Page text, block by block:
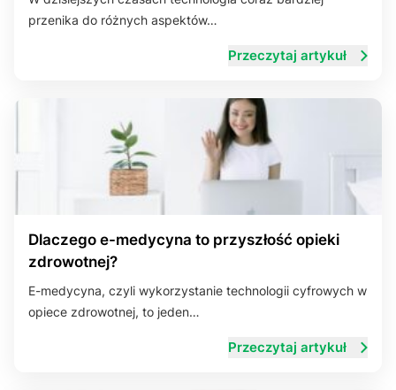
przenika do różnych aspektów…
Przeczytaj artykuł
Dlaczego e-medycyna to przyszłość opieki
zdrowotnej?
E-medycyna, czyli wykorzystanie technologii cyfrowych w
opiece zdrowotnej, to jeden…
Przeczytaj artykuł